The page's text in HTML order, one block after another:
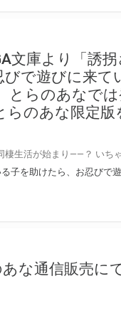
文庫より「誘
で遊びに来て
とらのあなで
のあな限定版
子を助けたら、お忍びで
あな通信販売に